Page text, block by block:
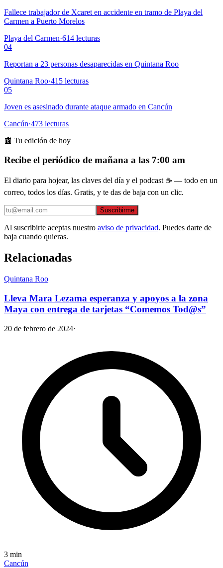
Fallece trabajador de Xcaret en accidente en tramo de Playa del
Carmen a Puerto Morelos
Playa del Carmen·614 lecturas
04
Reportan a 23 personas desaparecidas en Quintana Roo
Quintana Roo·415 lecturas
05
Joven es asesinado durante ataque armado en Cancún
Cancún·473 lecturas
📰 Tu edición de hoy
Recibe el periódico de mañana a las 7:00 am
El diario para hojear, las claves del día y el podcast ☕ — todo en un
correo, todos los días. Gratis, y te das de baja con un clic.
Suscribirme
Al suscribirte aceptas nuestro aviso de privacidad. Puedes darte de
baja cuando quieras.
Relacionadas
Quintana Roo
Lleva Mara Lezama esperanza y apoyos a la zona
Maya con entrega de tarjetas “Comemos Tod@s”
20 de febrero de 2024·
3 min
Cancún